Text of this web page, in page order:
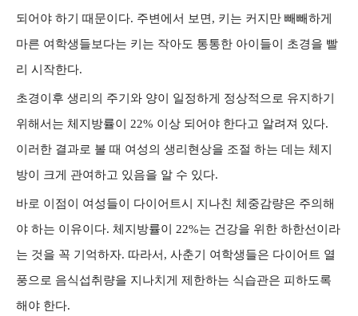
되어야 하기 때문이다. 주변에서 보면, 키는 커지만 빼빼하게
마른 여학생들보다는 키는 작아도 통통한 아이들이 초경을 빨
리 시작한다.
초경이후 생리의 주기와 양이 일정하게 정상적으로 유지하기
위해서는 체지방률이 22% 이상 되어야 한다고 알려져 있다.
이러한 결과로 볼 때 여성의 생리현상을 조절 하는 데는 체지
방이 크게 관여하고 있음을 알 수 있다.
바로 이점이 여성들이 다이어트시 지나친 체중감량은 주의해
야 하는 이유이다. 체지방률이 22%는 건강을 위한 하한선이라
는 것을 꼭 기억하자. 따라서, 사춘기 여학생들은 다이어트 열
풍으로 음식섭취량을 지나치게 제한하는 식습관은 피하도록
해야 한다.